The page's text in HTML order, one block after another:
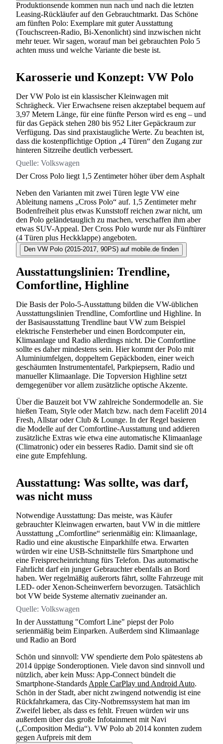
Produktionsende kommen nun nach und nach die letzten
Leasing-Rückläufer auf den Gebrauchtmarkt. Das Schöne
am fünften Polo: Exemplare mit guter Ausstattung
(Touchscreen-Radio, Bi-Xenonlicht) sind inzwischen nicht
mehr teuer. Wir sagen, worauf man bei gebrauchten Polo 5
achten muss und welche Variante die beste ist.
Karosserie und Konzept: VW Polo
Der VW Polo ist ein klassischer Kleinwagen mit
Schrägheck. Vier Erwachsene reisen akzeptabel bequem auf
3,97 Metern Länge, für eine fünfte Person wird es eng – und
für das Gepäck stehen 280 bis 952 Liter Gepäckraum zur
Verfügung. Das sind praxistaugliche Werte. Zu beachten ist,
dass die kostenpflichtige Option „4 Türen“ den Zugang zur
hinteren Sitzreihe deutlich verbessert.
Quelle: Volkswagen
Der Cross Polo liegt 1,5 Zentimeter höher über dem Asphalt
Neben den Varianten mit zwei Türen legte VW eine
Ableitung namens „Cross Polo“ auf. 1,5 Zentimeter mehr
Bodenfreiheit plus etwas Kunststoff reichen zwar nicht, um
den Polo geländetauglich zu machen, verschaffen ihm aber
etwas SUV-Appeal. Der Cross Polo wurde nur als Fünftürer
(4 Türen plus Heckklappe) angeboten.
Den VW Polo (2015-2017, 90PS) auf mobile.de finden
Ausstattungslinien: Trendline,
Comfortline, Highline
Die Basis der Polo-5-Ausstattung bilden die VW-üblichen
Ausstattungslinien Trendline, Comfortline und Highline. In
der Basisausstattung Trendline baut VW zum Beispiel
elektrische Fensterheber und einen Bordcomputer ein,
Klimaanlage und Radio allerdings nicht. Die Comfortline
sollte es daher mindestens sein. Hier kommt der Polo mit
Aluminiumfelgen, doppeltem Gepäckboden, einer weich
geschäumten Instrumententafel, Parkpiepsern, Radio und
manueller Klimaanlage. Die Topversion Highline setzt
demgegenüber vor allem zusätzliche optische Akzente.
Über die Bauzeit bot VW zahlreiche Sondermodelle an. Sie
hießen Team, Style oder Match bzw. nach dem Facelift 2014
Fresh, Allstar oder Club & Lounge. In der Regel basieren
die Modelle auf der Comfortline-Ausstattung und addieren
zusätzliche Extras wie etwa eine automatische Klimaanlage
(Climatronic) oder ein besseres Radio. Damit sind sie oft
eine gute Empfehlung.
Ausstattung: Was sollte, was darf,
was nicht muss
Notwendige Ausstattung: Das meiste, was Käufer
gebrauchter Kleinwagen erwarten, baut VW in die mittlere
Ausstattung „Comfortline“ serienmäßig ein: Klimaanlage,
Radio und eine akustische Einparkhilfe etwa. Erwarten
würden wir eine USB-Schnittstelle fürs Smartphone und
eine Freisprecheinrichtung fürs Telefon. Das automatische
Fahrlicht darf ein junger Gebrauchter ebenfalls an Bord
haben. Wer regelmäßig außerorts fährt, sollte Fahrzeuge mit
LED- oder Xenon-Scheinwerfern bevorzugen. Tatsächlich
bot VW beide Systeme alternativ zueinander an.
Quelle: Volkswagen
In der Ausstattung "Comfort Line" piepst der Polo
serienmäßig beim Einparken. Außerdem sind Klimaanlage
und Radio an Bord
Schön und sinnvoll: VW spendierte dem Polo spätestens ab
2014 üppige Sonderoptionen. Viele davon sind sinnvoll und
nützlich, aber kein Muss: App-Connect bündelt die
Smartphone-Standards Apple CarPlay und Android Auto.
Schön in der Stadt, aber nicht zwingend notwendig ist eine
Rückfahrkamera, das City-Notbremssystem hat man im
Zweifel lieber, als dass es fehlt. Freuen würden wir uns
außerdem über das große Infotainment mit Navi
(„Composition Media“). VW Polo ab 2014 konnten zudem
gegen Aufpreis mit dem